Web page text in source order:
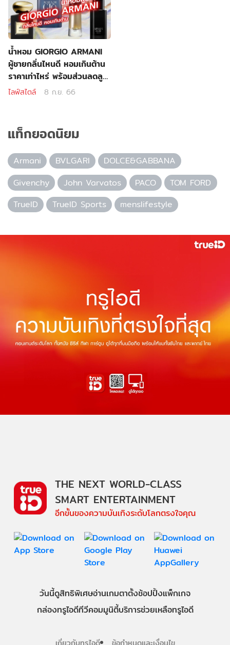
น้ำหอม GIORGIO ARMANI
ผู้ชายกลิ่นไหนดี หอมเกินต้าน
ราคาเท่าไหร่ พร้อมส่วนลดลูก
ค้าทรู
ไลฟ์สไตล์ 8 ก.ย. 66
แท็กยอดนิยม
Armani BVLGARI
DOLCE&GABBANA
Givenchy
John Varvatos PACO
TOM FORD
TrueID
TrueID Sports menslifestyle
THE NEXT WORLD-CLASS
SMART ENTERTAINMENT
อีกขั้นของความบันเทิงระดับโลกตรงใจคุณ
วันนี้ดูสิทธิพิเศษอ่านเกมตาตั้งช้อปปิ้งแพ็กเกจ
กล่องทรูไอดีทีวีคอมมูนิตี้บริการช่วยเหลือทรูไอดี